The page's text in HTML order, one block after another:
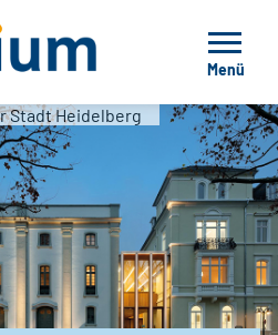
Menü
Stadt Heidelberg